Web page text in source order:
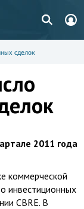
сделок
2011 года
коммерческой
инвестиционных
CBRE. В